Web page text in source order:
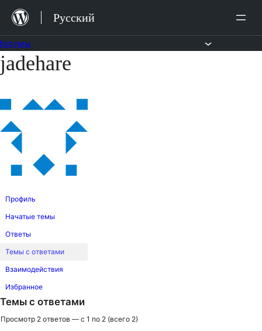
Перейти
содержимому
Русский
Перейти
к
jadehare
Профиль
Начатые темы
Ответы
Темы с ответами
Взаимодействия
Избранное
Темы с ответами
Просмотр 2 ответов — с 1 по 2 (всего 2)